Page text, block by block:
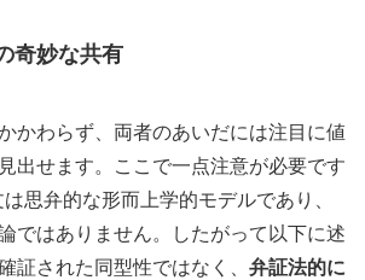
奇妙な共有
かわらず、両者のあいだには注目に値
出せます。ここで一点注意が必要です
思弁的な形而上学的モデルであり、
ではありません。したがって以下に述
証された同型性ではなく、 弁証法的に